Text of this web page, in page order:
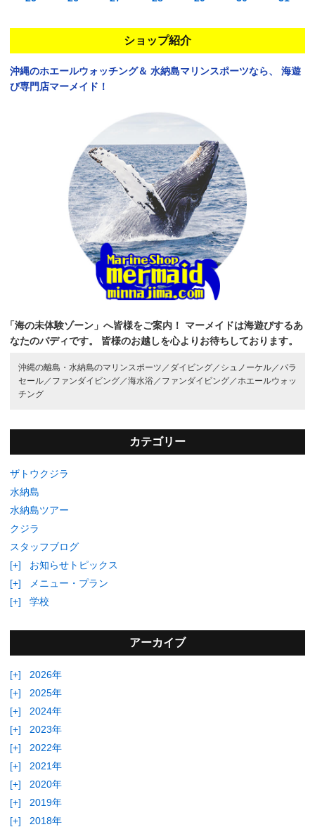
ショップ紹介
沖縄のホエールウォッチング＆ 水納島マリンスポーツなら、
海遊
び専門店マーメイド！
「海の未体験ゾーン」へ皆様をご案内！
マーメイドは海遊びするあ
なたのバディです。
皆様のお越しを心よりお待ちしております。
沖縄の離島・水納島のマリンスポーツ／ ダイビング／ シュノーケル／ パラ
セール／ ファンダイビング／海水浴／ ファンダイビング／ ホエールウォッ
チング
カテゴリー
ザトウクジラ
水納島
水納島ツアー
クジラ
スタッフブログ
[+]
お知らせトピックス
[+]
メニュー・プラン
[+]
学校
アーカイブ
[+]
2026年
[+]
2025年
[+]
2024年
[+]
2023年
[+]
2022年
[+]
2021年
[+]
2020年
[+]
2019年
[+]
2018年